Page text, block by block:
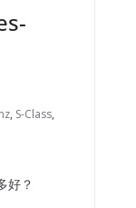
, S-Class,
好？